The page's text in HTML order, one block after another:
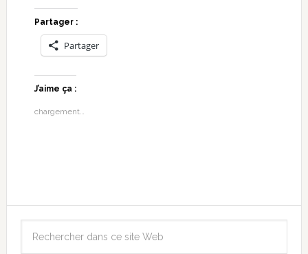
Partager :
Partager
J’aime ça :
chargement…